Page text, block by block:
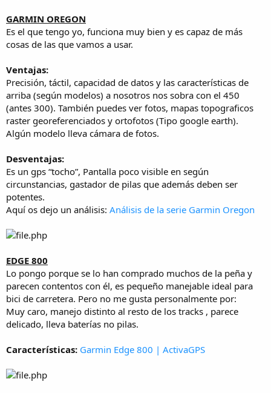
GARMIN OREGON
Es el que tengo yo, funciona muy bien y es capaz de más
cosas de las que vamos a usar.
Ventajas:
Precisión, táctil, capacidad de datos y las características de
arriba (según modelos) a nosotros nos sobra con el 450
(antes 300). También puedes ver fotos, mapas topograficos
raster georeferenciados y ortofotos (Tipo google earth).
Algún modelo lleva cámara de fotos.
Desventajas:
Es un gps “tocho”, Pantalla poco visible en según
circunstancias, gastador de pilas que además deben ser
potentes.
Aquí os dejo un análisis: Análisis de la serie Garmin Oregon
EDGE 800
Lo pongo porque se lo han comprado muchos de la peña y
parecen contentos con él, es pequeño manejable ideal para
bici de carretera. Pero no me gusta personalmente por:
Muy caro, manejo distinto al resto de los tracks , parece
delicado, lleva baterías no pilas.
Características: Garmin Edge 800 | ActivaGPS